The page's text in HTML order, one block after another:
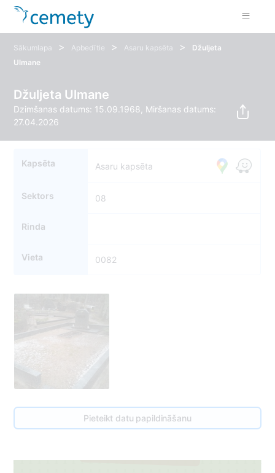
Sākumlapa > Apbedītie > Asaru kapsēta >
Džuljeta
Ulmane
Džuljeta Ulmane
Dzimšanas datums: 15.09.1968, Miršanas datums:
27.04.2026
Kapsēta Asaru kapsēta
Sektors 08
Rinda
Vieta 0082
Pieteikt datu papildināšanu